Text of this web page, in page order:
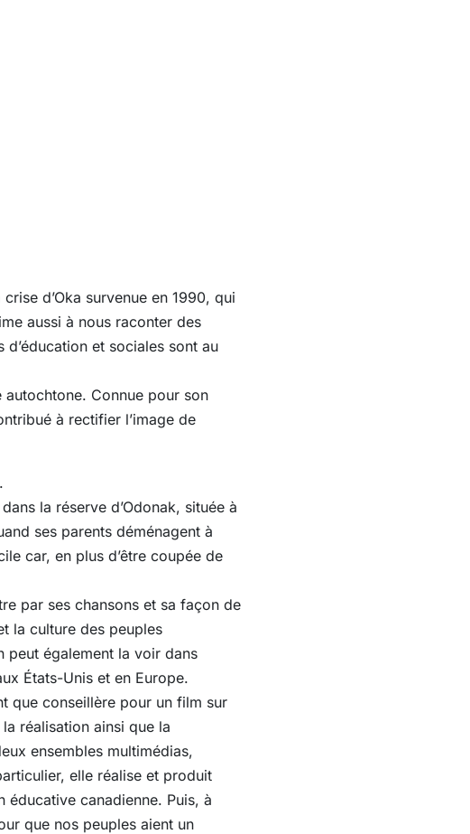
d’Oka survenue en 1990, qui
aussi à nous raconter des
et sociales sont au
Connue pour son
à rectifier l’image de
la réserve d’Odonak, située à
ses parents déménagent à
car, en plus d’être coupée de
par ses chansons et sa façon de
la culture des peuples
peut également la voir dans
États-Unis et en Europe.
que conseillère pour un film sur
réalisation ainsi que la
ensembles multimédias,
elle réalise et produit
éducative canadienne. Puis, à
que nos peuples aient un